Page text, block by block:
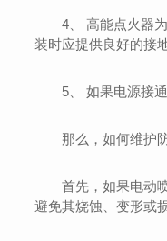
4、 高能点火器
装时应提供良好的接
5、 如果电源接
那么，如何维护
首先，如果电动
避免其烧蚀、变形或